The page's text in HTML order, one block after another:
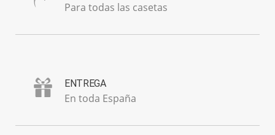
Para todas las casetas
ENTREGA
En toda España